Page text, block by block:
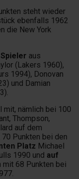
steht wieder
ebenfalls 1962
die New York
aus
(Lakers 1960),
1994), Donovan
und Damian
mit, nämlich bei 100
Thompson,
auf dem
Punkten bei den
Platz Michael
1990 und auf
mit 68 Punkten bei